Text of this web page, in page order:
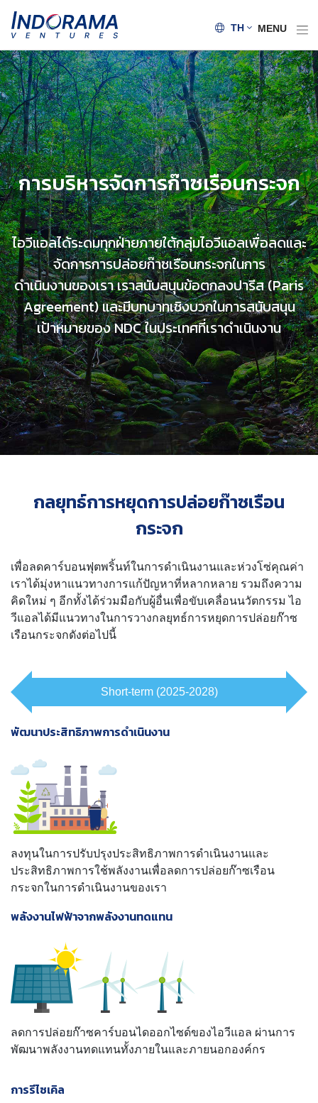
TH MENU
การบริหารจัดการก๊าซเรือนกระจก
ไอวีแอลได้ระดมทุกฝ่ายภายใต้กลุ่มไอวีแอลเพื่อลดและ
จัดการการปล่อยก๊าซเรือนกระจกในการ
ดำเนินงานของเราเราสนับสนุนข้อตกลงปารีส (Paris
Agreement) และมีบทบาทเชิงบวกในการสนับสนุน
เป้าหมายของ NDC ในประเทศที่เราดำเนินงาน
กลยุทธ์การหยุดการปล่อยก๊าซเรือน
กระจก
เพื่อลดคาร์บอนฟุตพริ้นท์ในการดำเนินงานและห่วงโซ่คุณค่า
เราได้มุ่งหาแนวทางการแก้ปัญหาที่หลากหลาย รวมถึงความ
คิดใหม่ ๆ อีกทั้งได้ร่วมมือกับผู้อื่นเพื่อขับเคลื่อนนวัตกรรม ไอ
วีแอลได้มีแนวทางในการวางกลยุทธ์การหยุดการปล่อยก๊าซ
เรือนกระจกดังต่อไปนี้
Short-term (2025-2028)
พัฒนาประสิทธิภาพการดำเนินงาน
ลงทุนในการปรับปรุงประสิทธิภาพการดำเนินงานและ
ประสิทธิภาพการใช้พลังงานเพื่อลดการปล่อยก๊าซเรือน
กระจกในการดำเนินงานของเรา
พลังงานไฟฟ้าจากพลังงานทดแทน
ลดการปล่อยก๊าซคาร์บอนไดออกไซด์ของไอวีแอล ผ่านการ
พัฒนาพลังงานทดแทนทั้งภายในและภายนอกองค์กร
การรีไซเคิล